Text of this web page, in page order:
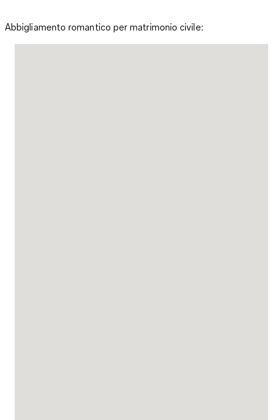
Abbigliamento romantico per matrimonio civile: